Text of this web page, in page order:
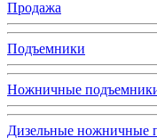
Продажа
Подъемники
Ножничные
Дизельные ножничные